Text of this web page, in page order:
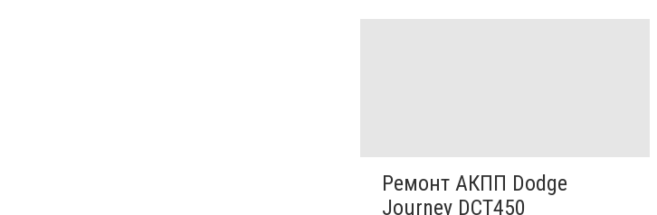
Ремонт АКПП Dodge
Journey DCT450